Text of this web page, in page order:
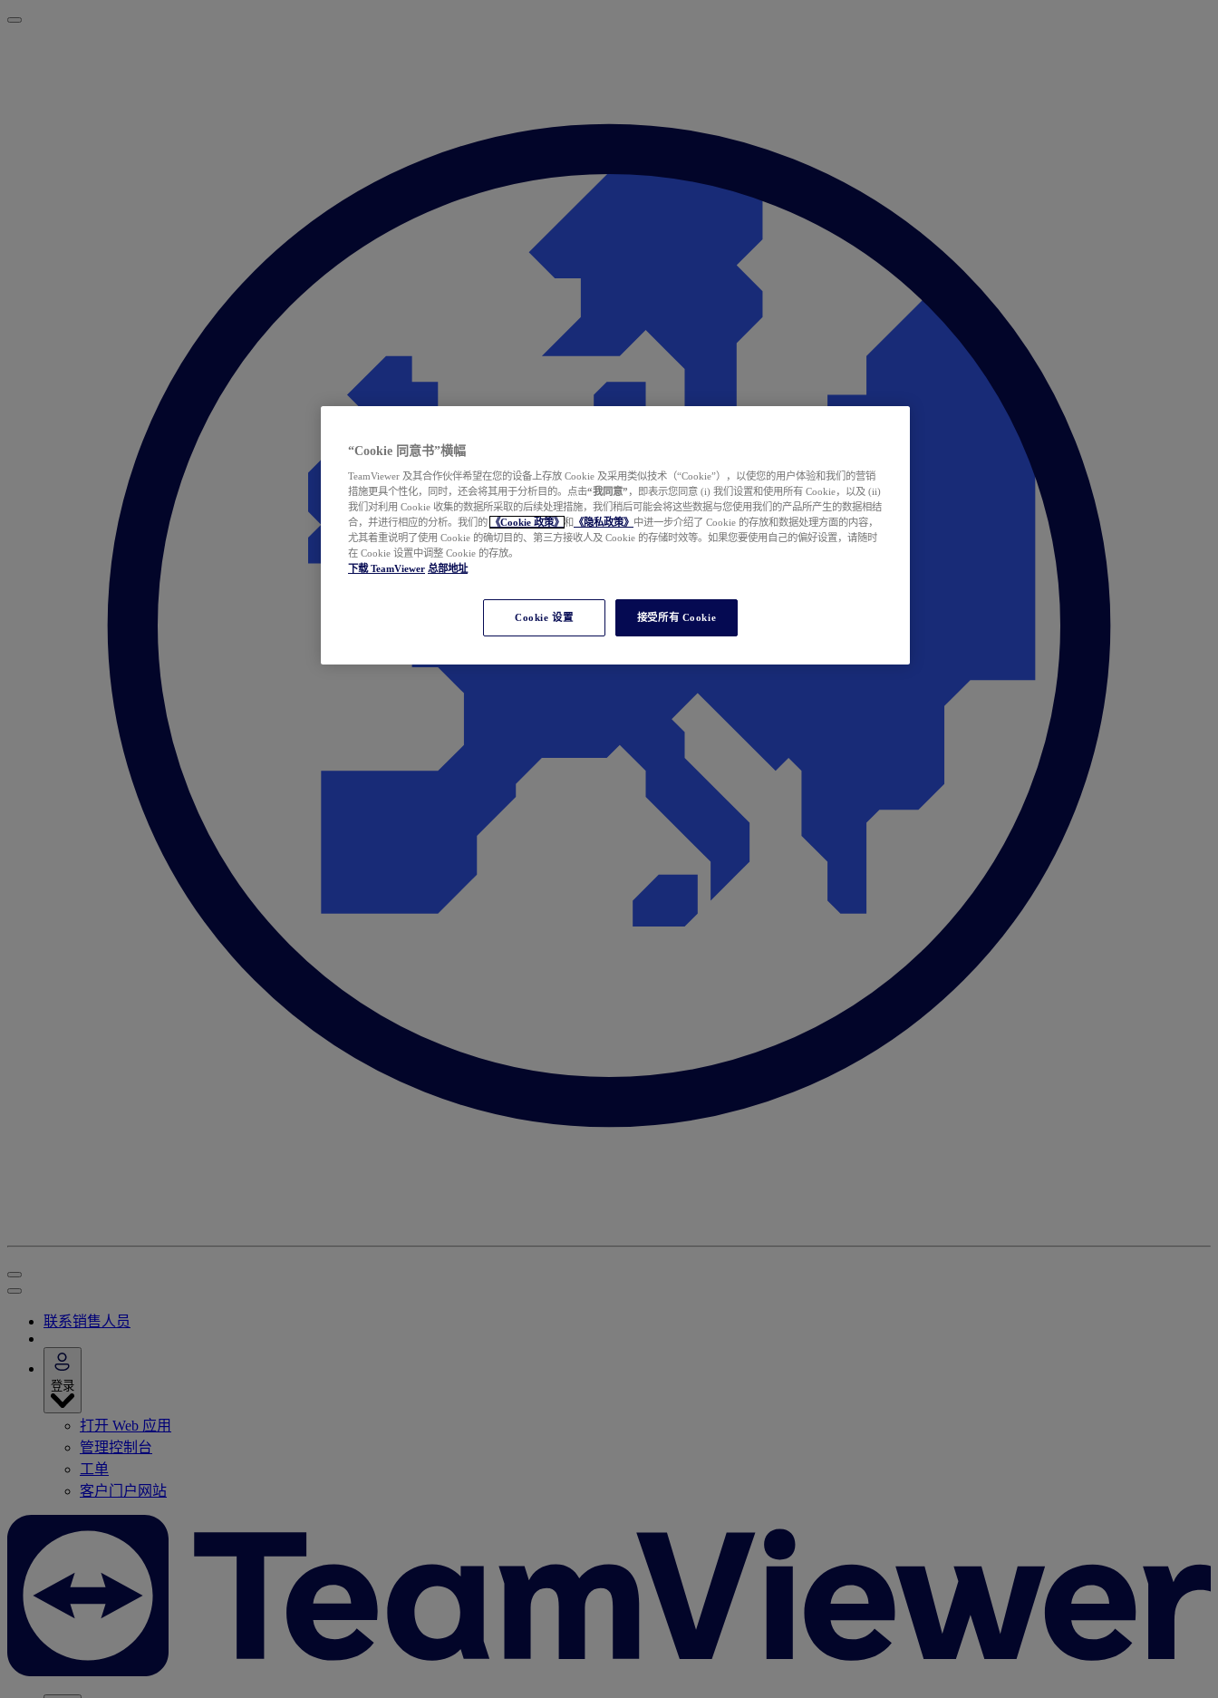
联系销售人员
登录
打开 Web 应用
管理控制台
工单
客户门户网站
“Cookie 同意书”横幅
TeamViewer 及其合作伙伴希望在您的设备上存放 Cookie 及采用类似技术（“Cookie”），以使您的用户体验和我们的营销
措施更具个性化，同时，还会将其用于分析目的。点击“我同意” ，即表示您同意 (i) 我们设置和使用所有 Cookie，以及 (ii)
我们对利用 Cookie 收集的数据所采取的后续处理措施，我们稍后可能会将这些数据与您使用我们的产品所产生的数据相结
合，并进行相应的分析。我们的
《Cookie 政策》 和 《隐私政策》 中进一步介绍了 Cookie 的存放和数据处理方面的内容，
尤其着重说明了使用 Cookie 的确切目的、第三方接收人及 Cookie 的存储时效等。如果您要使用自己的偏好设置，请随时
在 Cookie 设置中调整 Cookie 的存放。
下载 TeamViewer 总部地址
Cookie 设置 接受所有 Cookie